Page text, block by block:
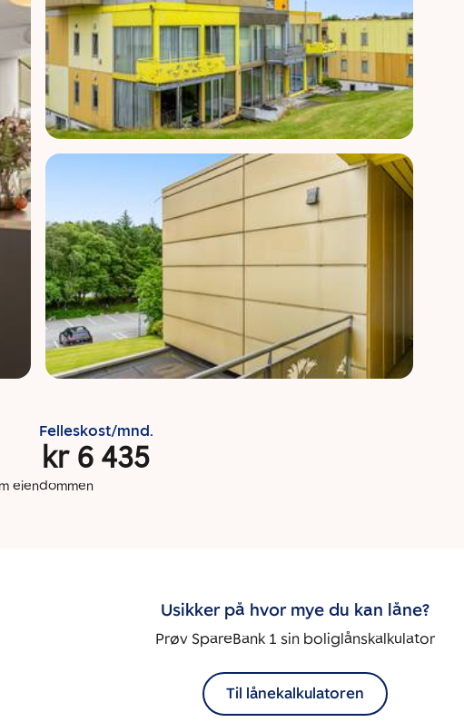
Felleskost/mnd.
kr 6 435
eiendommen
Usikker på hvor mye du kan låne?
Prøv SpareBank 1 sin boliglånskalkulator
Til lånekalkulatoren